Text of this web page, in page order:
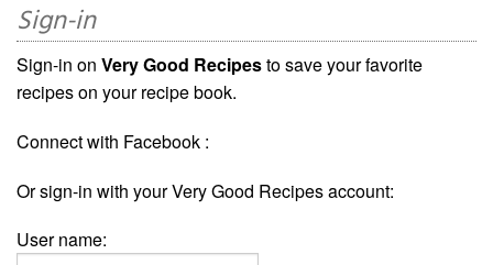
Sign-in
Sign-in on Very Good Recipesto save your favorite
recipes on your recipe book.
Connect with Facebook :
Or sign-in with your Very Good Recipes account:
User name: